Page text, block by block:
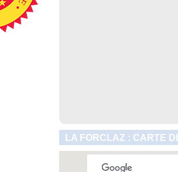
LA FORCLAZ : CARTE